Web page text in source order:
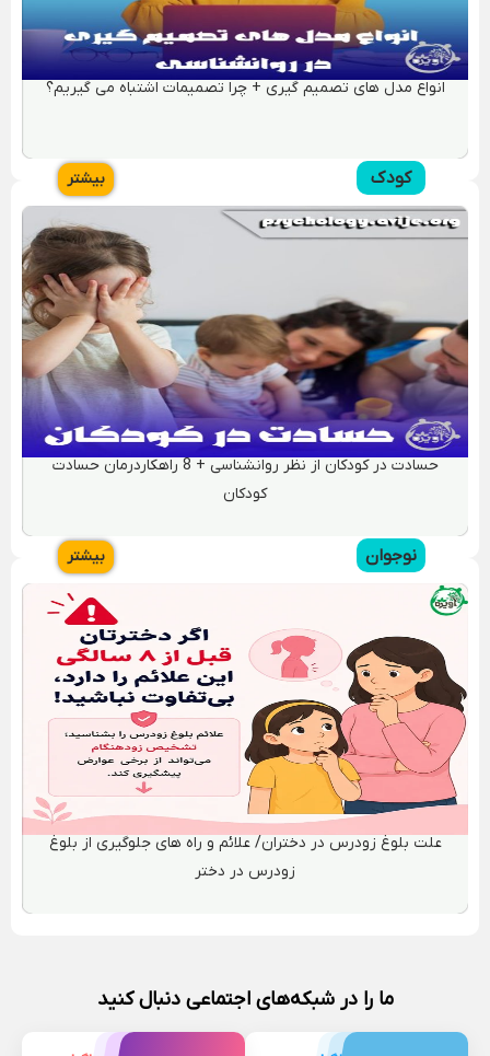
چگونه روابط اجتماعی خود را تقویت کنیم؟ 18 راهکار برای بهبود
رفتار مادر با پسر جوان + نقش مادر در تربیت فرزند پسر
علائم بلوغ پسران چیست؟ راهنمای مراحل بلوغ پسران از شروع تا
پایان